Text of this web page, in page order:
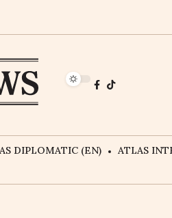
DIPLOMATIC (EN)
ATLAS